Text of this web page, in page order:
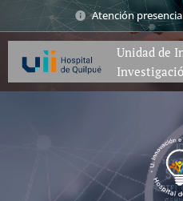
Atención
Unidad de